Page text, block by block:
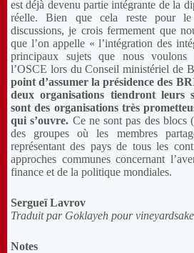
est déjà devenu partie intégrante de la
réelle. Bien que cela reste pour
discussions, je crois fermement que
que l’on appelle « l’intégration des
principaux sujets que nous
l’OSCE lors du Conseil ministériel de
point d’assumer la présidence des
deux organisations tiendront leurs
sont des organisations très
qui s’ouvre. Ce ne sont pas des blocs
des groupes où les membres
représentant des pays de tous les
approches communes concernant
finance et de la politique mondiales.
Sergueï Lavrov
Traduit par Goklayeh pour
Notes